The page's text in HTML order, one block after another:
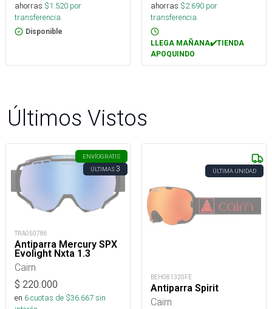
ahorras $1.520 por
transferencia.
Disponible
ahorras $2.690 por
transferencia.
LLEGA MAÑANA✔️TIENDA
APOQUINDO
Últimos Vistos
ENVÍOGRATIS
ÚLTIMAS3
TRA050786
Antiparra Mercury SPX
Evolight Nxta 1.3
Cairn
$ 220.000
en 6cuotas de $36.667sin
ÚLTIMA UNIDAD
BEH081320FE
Antiparra Spirit
Cairn